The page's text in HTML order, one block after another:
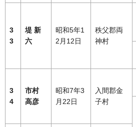
3
3
堤 新
六
昭和5年1
2月12日
秩父郡両
神村
3
4
市村
高彦
昭和7年3
月22日
入間郡金
子村